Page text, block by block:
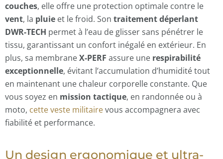
couches, elle offre une protection optimale contre le
vent, la pluie et le froid. Son traitement déperlant
DWR-TECH permet à l’eau de glisser sans pénétrer le
tissu, garantissant un confort inégalé en extérieur. En
plus, sa membraneX-PERF assure une respirabilité
exceptionnelle, évitant l’accumulation d’humidité tout
en maintenant une chaleur corporelle constante. Que
vous soyez en mission tactique, en randonnée ou à
moto, cette veste militairevous accompagnera avec
fiabilité et performance.
Un design ergonomique et ultra-